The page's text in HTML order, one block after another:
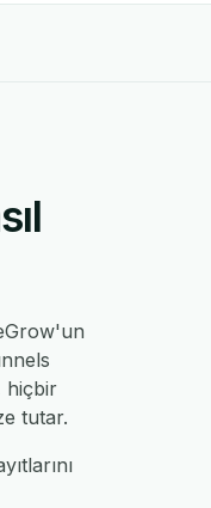
hiçbir
tutar.